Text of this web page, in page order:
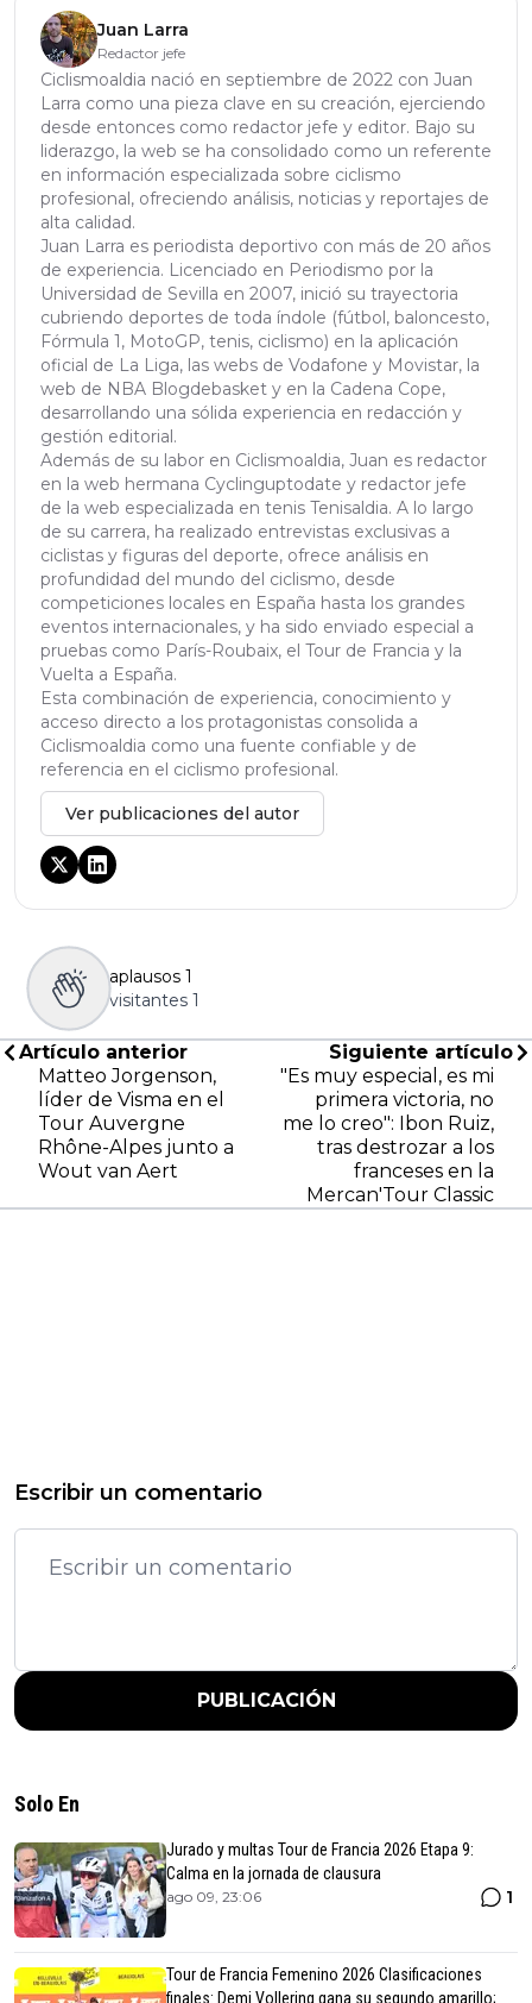
Juan Larra
Redactor jefe
Ciclismoaldia nació en septiembre de 2022 con Juan
Larra como una pieza clave en su creación, ejerciendo
desde entonces como redactor jefe y editor. Bajo su
liderazgo, la web se ha consolidado como un referente
en información especializada sobre ciclismo
profesional, ofreciendo análisis, noticias y reportajes de
alta calidad.
Juan Larra es periodista deportivo con más de 20 años
de experiencia. Licenciado en Periodismo por la
Universidad de Sevilla en 2007, inició su trayectoria
cubriendo deportes de toda índole (fútbol, baloncesto,
Fórmula 1, MotoGP, tenis, ciclismo) en la aplicación
oficial de La Liga, las webs de Vodafone y Movistar, la
web de NBA Blogdebasket y en la Cadena Cope,
desarrollando una sólida experiencia en redacción y
gestión editorial.
Además de su labor en Ciclismoaldia, Juan es redactor
en la web hermana Cyclinguptodate y redactor jefe
de la web especializada en tenis Tenisaldia. A lo largo
de su carrera, ha realizado entrevistas exclusivas a
ciclistas y figuras del deporte, ofrece análisis en
profundidad del mundo del ciclismo, desde
competiciones locales en España hasta los grandes
eventos internacionales, y ha sido enviado especial a
pruebas como París-Roubaix, el Tour de Francia y la
Vuelta a España.
Esta combinación de experiencia, conocimiento y
acceso directo a los protagonistas consolida a
Ciclismoaldia como una fuente confiable y de
referencia en el ciclismo profesional.
Ver publicaciones del autor
aplausos 1
visitantes 1
Artículo anterior
Matteo Jorgenson,
líder de Visma en el
Tour Auvergne
Rhône-Alpes junto a
Wout van Aert
Siguiente artículo
"Es muy especial, es mi
primera victoria, no
me lo creo": Ibon Ruiz,
tras destrozar a los
franceses en la
Mercan'Tour Classic
Escribir un comentario
PUBLICACIÓN
Solo En
Jurado y multas Tour de Francia 2026 Etapa 9:
Calma en la jornada de clausura
ago 09, 23:06 1
Tour de Francia Femenino 2026 Clasificaciones
finales: Demi Vollering gana su segundo amarillo;